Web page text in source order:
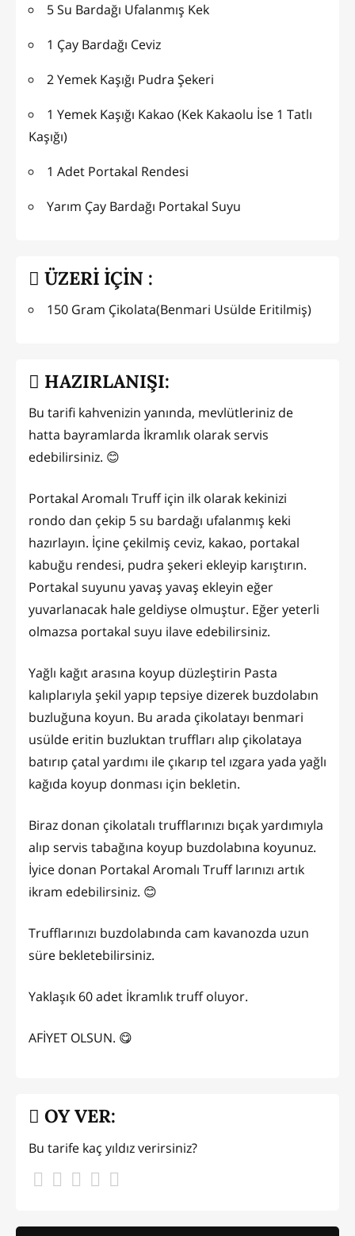
5 Su Bardağı Ufalanmış Kek
1 Çay Bardağı Ceviz
2 Yemek Kaşığı Pudra Şekeri
1 Yemek Kaşığı Kakao (Kek Kakaolu İse 1 Tatlı
Kaşığı)
1 Adet Portakal Rendesi
Yarım Çay Bardağı Portakal Suyu
ÜZERİ İÇİN :
150 Gram Çikolata(Benmari Usülde Eritilmiş)
HAZIRLANIŞI:
Bu tarifi kahvenizin yanında, mevlütleriniz de
hatta bayramlarda İkramlık olarak servis
edebilirsiniz. 😊
Portakal Aromalı Truff için ilk olarak kekinizi
rondo dan çekip 5 su bardağı ufalanmış keki
hazırlayın. İçine çekilmiş ceviz, kakao, portakal
kabuğu rendesi, pudra şekeri ekleyip karıştırın.
Portakal suyunu yavaş yavaş ekleyin eğer
yuvarlanacak hale geldiyse olmuştur. Eğer yeterli
olmazsa portakal suyu ilave edebilirsiniz.
Yağlı kağıt arasına koyup düzleştirin Pasta
kalıplarıyla şekil yapıp tepsiye dizerek buzdolabın
buzluğuna koyun. Bu arada çikolatayı benmari
usülde eritin buzluktan truffları alıp çikolataya
batırıp çatal yardımı ile çıkarıp tel ızgara yada yağlı
kağıda koyup donması için bekletin.
Biraz donan çikolatalı trufflarınızı bıçak yardımıyla
alıp servis tabağına koyup buzdolabına koyunuz.
İyice donan Portakal Aromalı Truff larınızı artık
ikram edebilirsiniz. 😊
Trufflarınızı buzdolabında cam kavanozda uzun
süre bekletebilirsiniz.
Yaklaşık 60 adet İkramlık truff oluyor.
AFİYET OLSUN. 😋
OY VER:
Bu tarife kaç yıldız verirsiniz?